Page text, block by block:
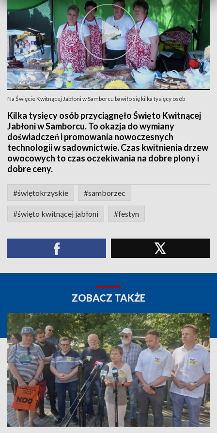
Na Święcie Kwitnącej Jabłoni w Samborcu bawiło się kilka tysięcy osób
Kilka tysięcy osób przyciągnęło Święto Kwitnącej
Jabłoni w Samborcu. To okazja do wymiany
doświadczeń i promowania nowoczesnych
technologii w sadownictwie. Czas kwitnienia drzew
owocowych to czas oczekiwania na dobre plony i
dobre ceny.
#świętokrzyskie #samborzec
#święto kwitnącej jabłoni #festyn
ZOBACZ TAKŻE